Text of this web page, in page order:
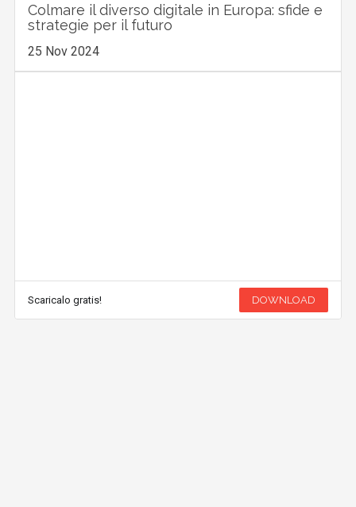
Colmare il diverso digitale in Europa: sfide e
strategie per il futuro
25 Nov 2024
Scaricalo gratis! DOWNLOAD